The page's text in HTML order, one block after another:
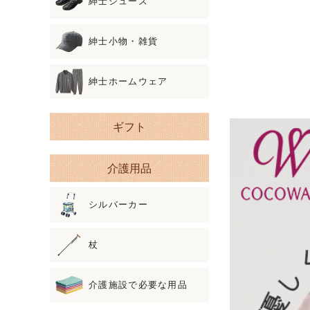
紳士小物・雑貨
紳士ホームウェア
ギフト
介護用品
シルバーカー
杖
介護施設で必要な用品